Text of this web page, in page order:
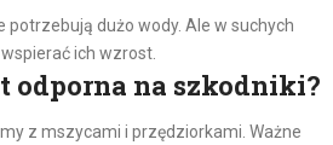
potrzebują dużo wody. Ale w suchych
ich wzrost.
odporna na szkodniki?
z mszycami i przędziorkami. Ważne